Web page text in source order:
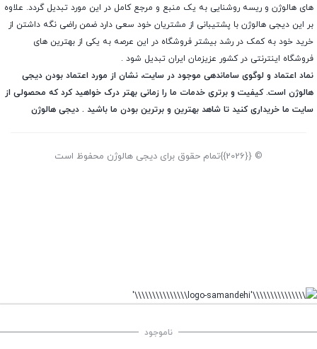
ناموجود
های هالوژن و ریسه روشنایی به یک منبع و مرجع کامل در این مورد تبدیل گردد. علاوه
بر این دیجی هالوژن با پشتیبانی از مشتریان خود سعی دارد ضمن راضی نگه داشتن از
خرید خود به کمک در رشد بیشتر فروشگاه در این عرصه به یکی از بهترین های
فروشگاه اینترنتی در کشور عزیزمان ایران تبدیل شود .
نماد اعتماد و لوگوی ساماندهی موجود در سایت، نشان از مورد اعتماد بودن دیجی
هالوژن است. کیفیت و برتری خدمات ما را زمانی بهتر درک خواهید کرد که محصولی از
سایت ما خریداری کنید تا شاهد بهترین و برترین بودن ما باشید . دیجی هالوژن
© {{2026}}تمام حقوق برای دیجی هالوژن محفوظ است